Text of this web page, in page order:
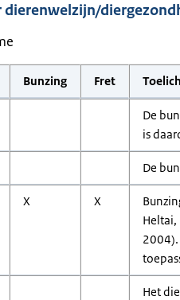
dierenwelzijn/
Bunzing Fret
De
is
De
X X
Heltai,
2004).
Het